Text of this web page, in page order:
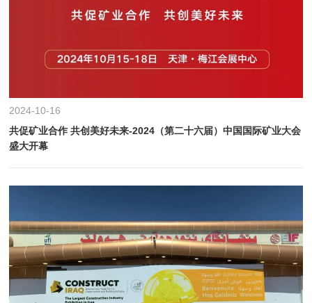
2024-10-16
共促矿业合作 共创美好未来-2024（第二十六届）中国国际矿业大会
盛大开幕